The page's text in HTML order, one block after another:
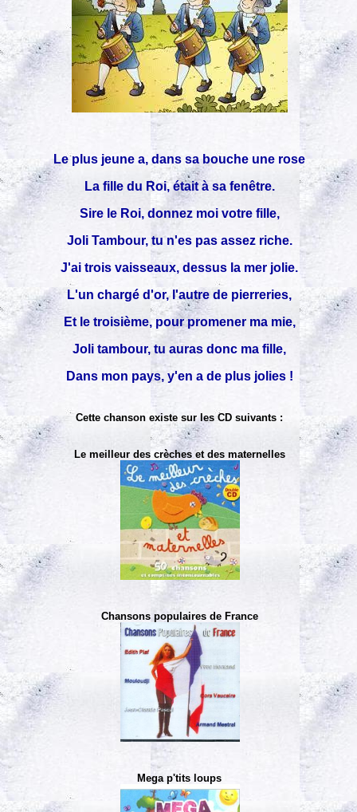
Le plus jeune a, dans sa bouche une rose
La fille du Roi, était à sa fenêtre.
Sire le Roi, donnez moi votre fille,
Joli Tambour, tu n'es pas assez riche.
J'ai trois vaisseaux, dessus la mer jolie.
L'un chargé d'or, l'autre de pierreries,
Et le troisième, pour promener ma mie,
Joli tambour, tu auras donc ma fille,
Dans mon pays, y'en a de plus jolies !
Cette chanson existe sur les CD suivants :
Le meilleur des crèches et des maternelles
Chansons populaires de France
Mega p'tits loups